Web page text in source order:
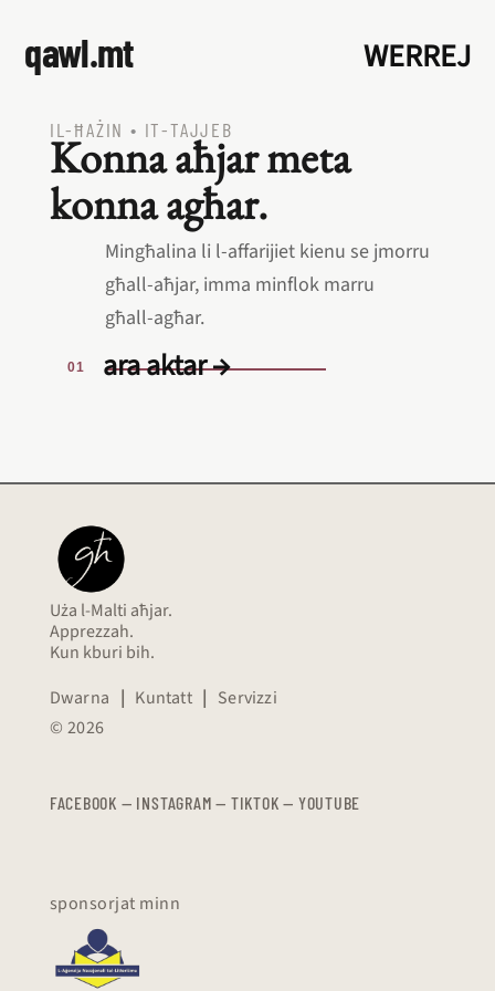
qawl.mt WERREJ
IL‑ĦAŻIN • IT‑TAJJEB
Konna aħjar meta
konna agħar.
Mingħalina li l‑affarijiet kienu se jmorru
għall‑aħjar, imma minflok marru
għall‑agħar.
ara aktar →
Uża l-Malti aħjar.
Apprezzah.
Kun kburi bih.
Dwarna | Kuntatt | Servizzi
© 2026
FACEBOOK — INSTAGRAM — TIKTOK — YOUTUBE
sponsorjat minn